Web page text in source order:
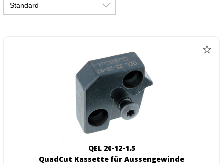
QEL 20-12-1.5
QuadCut Kassette für Aussengewinde